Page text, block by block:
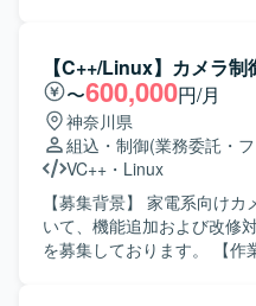
ト・評価まで一連の工程を実施
る人物像】 組込開発におけ
体的に担える方を求めてい
要素にも前向きに取り組み
めていただける方が望ましいです。 【ポジ
入退館やPOSなど実利用シ
わることができ、認証技術
ることができます。基本設
わることで、上流から下流
【C++/Linux】カメラ
〜600,000円/月
神奈川県
組込・制御(業務委託・
VC++ ・ Linux
【募集背景】 家電系向け
いて、機能追加および改修
を募集しております。 【作業内容】 カメラ制御全体の管